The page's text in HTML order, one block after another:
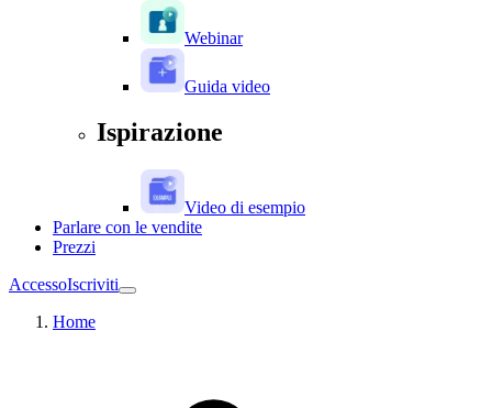
Webinar
Guida video
Ispirazione
Video di esempio
Parlare con le vendite
Prezzi
AccessoIscriviti
Home